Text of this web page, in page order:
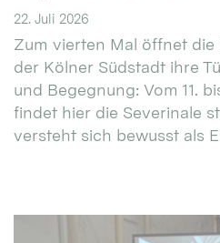
22. Juli 2026
Zum vierten Mal öffnet die
der Kölner Südstadt ihre
und Begegnung: Vom 11.
findet hier die Severinale
versteht sich bewusst als